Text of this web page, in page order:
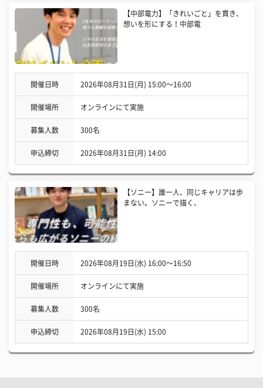
【中部電力】「きれいごと」を貫き、
想いを形にする！中部電
開催日時 2026年08月31日(月) 15:00〜16:00
開催場所 オンラインにて実施
募集人数 300名
申込締切 2026年08月31日(月) 14:00
【ソニー】誰一人、同じキャリアは歩
まない。ソニーで描く、
開催日時 2026年08月19日(水) 16:00〜16:50
開催場所 オンラインにて実施
募集人数 300名
申込締切 2026年08月19日(水) 15:00